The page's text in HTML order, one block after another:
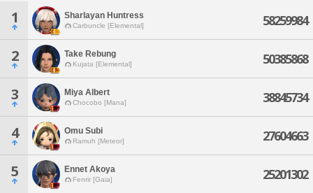
1 Sharlayan Huntress
Carbuncle [Elemental] 58259984
2 Take Rebung
Kujata [Elemental] 50385868
3 Miya Albert
Chocobo [Mana] 38845734
4 Omu Subi
Ramuh [Meteor] 27604663
5 Ennet Akoya
Fenrir [Gaia] 25201302